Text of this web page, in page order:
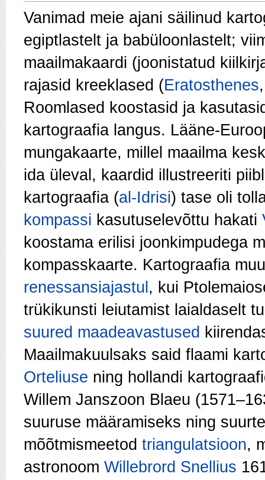
Vanimad meie ajani säilinud
egiptlastelt ja babüloonlastelt;
maailmakaardi (joonistatud
rajasid kreeklased (Eratosthenes
Roomlased koostasid ja
kartograafia langus. Lääne-
mungakaarte, millel maailma
ida üleval, kaardid illustreeriti
kartograafia (al-Idrisi) tase oli
kompassi kasutuselevõttu hakati
koostama erilisi joonkimpudega
kompasskaarte. Kartograafia
renessansiajastul , kui
trükikunsti leiutamist laialdaselt
suured maadeavastused
Maailmakuulsaks said flaami
Orteliuse ning hollandi
Willem Janszoon Blaeu
suuruse määramiseks ning
mõõtmismeetod triangulatsioon,
astronoom Willebrord Snellius